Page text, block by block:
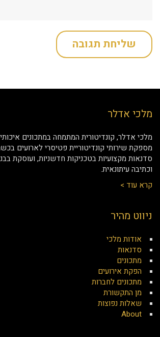
מלכי אדלר
מלכי אדלר, קונדיטורית המתמחה במתכונים
מספקת שירותי קונדיטוריית פטיסרי לארועים
סדנאות מקצועיות בטכניקות חדשניות, ועוסקת
וכתיבה עיתונאית.
קרא עוד >
ניווט מהיר
אודות מלכי
סדנאות
מתכונים
הפקת אירועים
מתכונים לחברות
מן התקשורת
שאלות נפוצות
About